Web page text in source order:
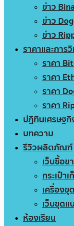
ข่าว
ข่าว
ข่าว
ราคาและการวิ
ราคา
ราคา
ราคา
ราคา
ปฏิทินเศรษฐกิ
บทความ
รีวิวผลิตภัณฑ์
เว็บซื้อข
กระเป๋า
เครื่องขุ
เว็บขุดแ
ห้องเรียน